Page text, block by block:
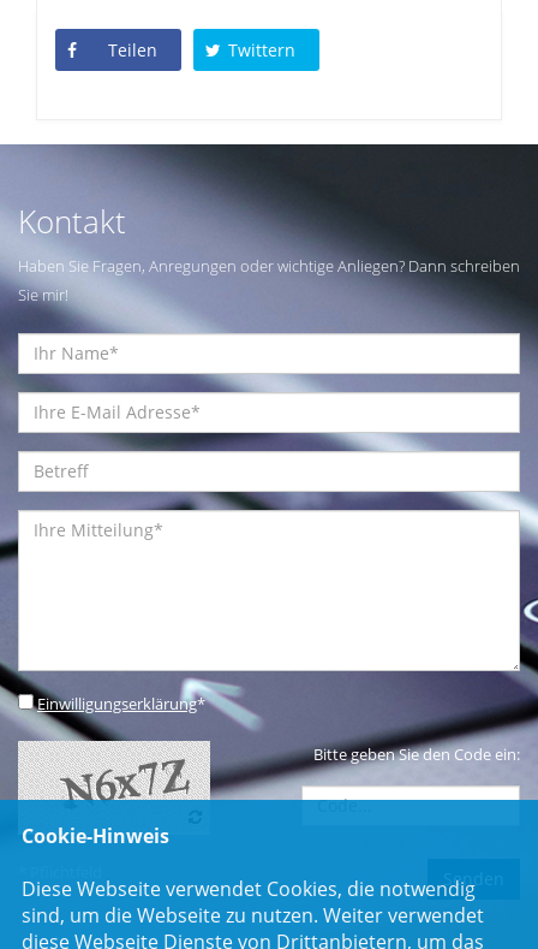
Teilen Twittern
Kontakt
Haben Sie Fragen, Anregungen oder wichtige Anliegen? Dann schreiben
Sie mir!
Einwilligungserklärung*
Bitte geben Sie den Code ein:
Cookie-Hinweis
Diese Webseite verwendet Cookies, die notwendig
sind, um die Webseite zu nutzen. Weiter verwendet
diese Webseite Dienste von Drittanbietern, um das